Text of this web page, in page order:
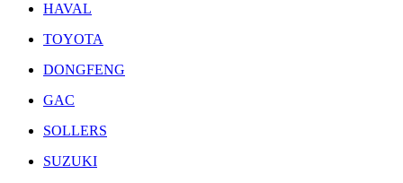
HAVAL
TOYOTA
DONGFENG
GAC
SOLLERS
SUZUKI